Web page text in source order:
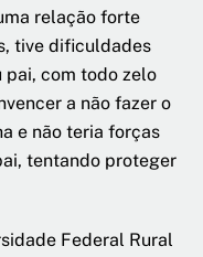
relação forte
tive dificuldades
pai, com todo zelo
a não fazer o
e não teria forças
tentando proteger
Federal Rural